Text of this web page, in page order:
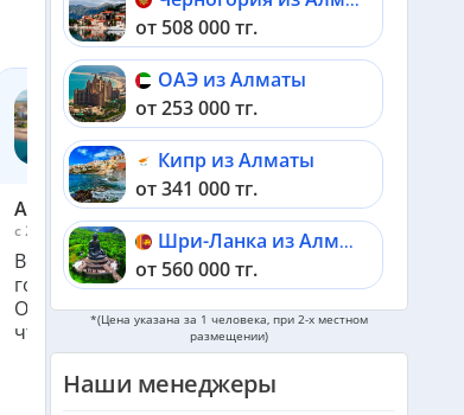
KIRMAN BELAZUR RESORT & SPA 5*
Турция, Белек
Ainara
c 29 июля по 4 августа 2026
Весь отдых прошел на ура! С таким менеджером
горы по колено. От А до Я вместе с нами был.
Отель замечательный есть все что нужно и все
что хочется. Рекомендуем!
от 508 000 тг.
ОАЭ из Алматы
от 253 000 тг.
Кипр из Алматы
от 341 000 тг.
Шри-Ланка из Алматы
от 560 000 тг.
Катар из Алматы
от 340 000 тг.
*(Цена указана за 1 человека, при 2-х местном
размещении)
Наши менеджеры